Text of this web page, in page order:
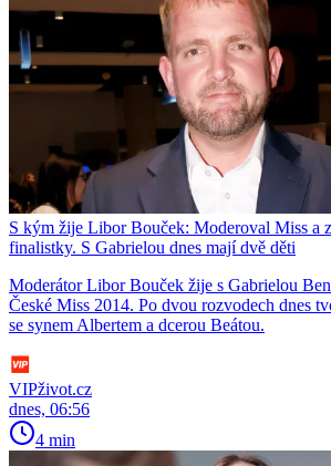
S kým žije Libor Bouček: Moderoval Miss a
finalistky. S Gabrielou dnes mají dvě děti
Moderátor Libor Bouček žije s Gabrielou
České Miss 2014. Po dvou rozvodech dnes
se synem Albertem a dcerou Beátou.
VIPživot.cz
dnes, 06:56
4 min